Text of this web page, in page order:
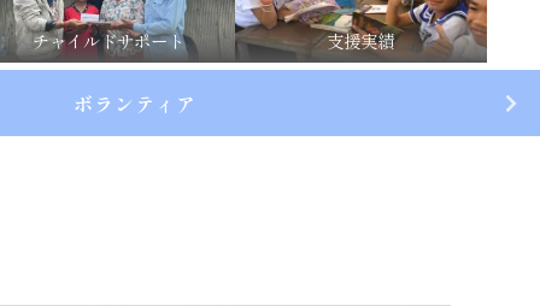
チャイルドサポート 支援実績
ボランティア